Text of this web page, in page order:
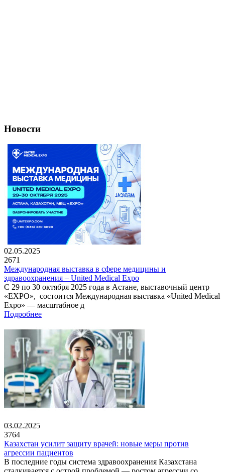
Новости
02.05.2025
2671
Международная выставка в сфере медицины и
здравоохранения – United Medical Expo
С 29 по 30 октября 2025 года в Астане, выставочный центр
«EXPO», состоится Международная выставка «United Medical
Expo» — масштабное д
Подробнее
03.02.2025
3764
Казахстан усилит защиту врачей: новые меры против
агрессии пациентов
В последние годы система здравоохранения Казахстана